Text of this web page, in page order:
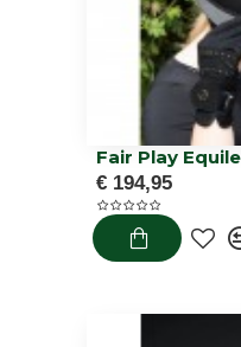
Fair Play
€ 194,95